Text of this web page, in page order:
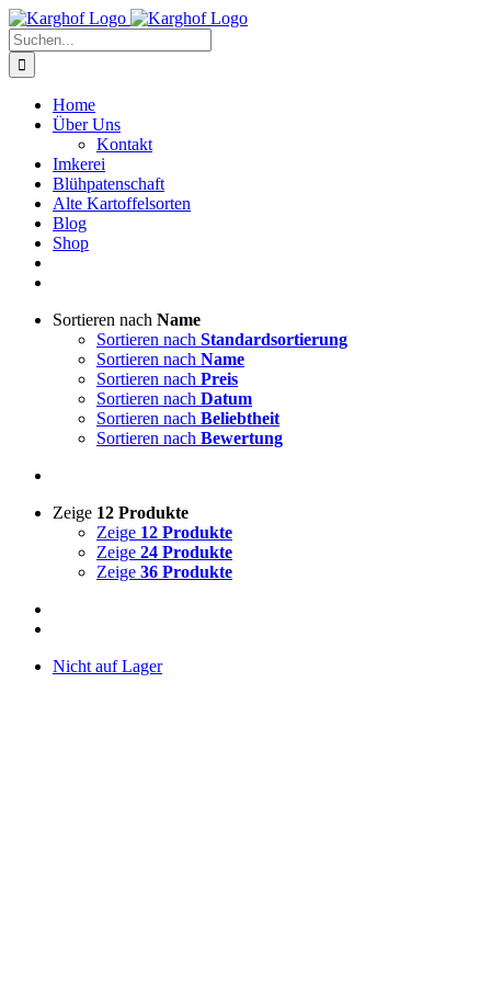
Zum
Inhalt
springen
Instagram
Facebook
Suche
nach:
Home
Über Uns
Kontakt
Imkerei
Blühpatenschaft
Alte Kartoffelsorten
Blog
Shop
Sortieren nach Name
Sortieren nach Standardsortierung
Sortieren nach Name
Sortieren nach Preis
Sortieren nach Datum
Sortieren nach Beliebtheit
Sortieren nach Bewertung
Zeige 12 Produkte
Zeige 12 Produkte
Zeige 24 Produkte
Zeige 36 Produkte
Nicht auf Lager